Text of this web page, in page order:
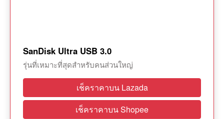
SanDisk Ultra USB 3.0
รุ่นที่เหมาะที่สุดสำหรับคนส่วนใหญ่
เช็คราคาบน Lazada
เช็คราคาบน Shopee